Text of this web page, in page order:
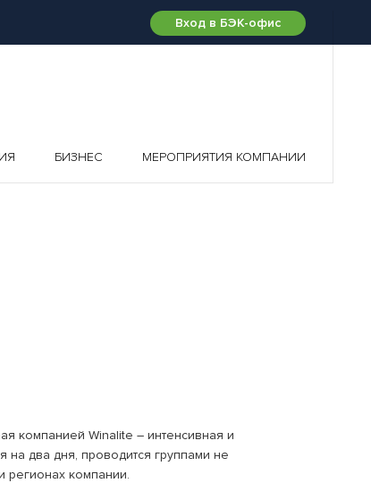
Вход в БЭК-офис
БИЗНЕС МЕРОПРИЯТИЯ КОМПАНИИ
компанией Winalite – интенсивная и
на два дня, проводится группами не
регионах компании.